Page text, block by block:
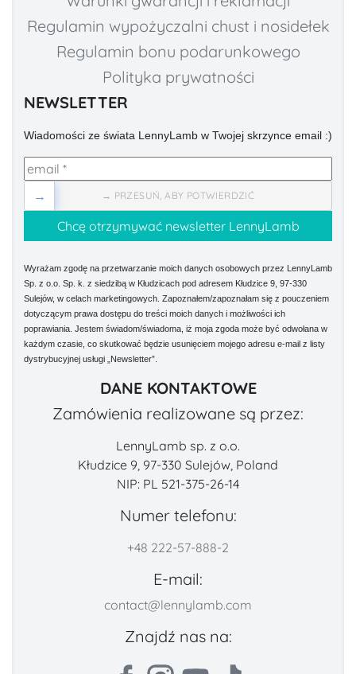
Regulamin wypożyczalni chust i nosidełek
Regulamin bonu podarunkowego
Polityka prywatności
NEWSLETTER
Wiadomości ze świata LennyLamb w Twojej skrzynce email :)
→ PRZESUŃ, ABY POTWIERDZIĆ
→
Wyrażam zgodę na przetwarzanie moich danych osobowych przez LennyLamb
Sp. z o.o. Sp. k. z siedzibą w Kłudzicach pod adresem Kłudzice 9, 97-330
Sulejów, w celach marketingowych. Zapoznałem/zapoznałam się z pouczeniem
dotyczącym prawa dostępu do treści moich danych i możliwości ich
poprawiania. Jestem świadom/świadoma, iż moja zgoda może być odwołana w
każdym czasie, co skutkować będzie usunięciem mojego adresu e-mail z listy
dystrybucyjnej usługi „Newsletter”.
DANE KONTAKTOWE
Zamówienia realizowane są przez:
LennyLamb sp. z o.o.
Kłudzice 9, 97-330 Sulejów, Poland
NIP: PL 521-375-26-14
Numer telefonu:
+48 222-57-888-2
E-mail:
contact@lennylamb.com
Znajdź nas na: